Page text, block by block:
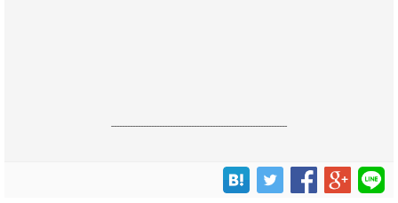
------------------------------------------------------------------